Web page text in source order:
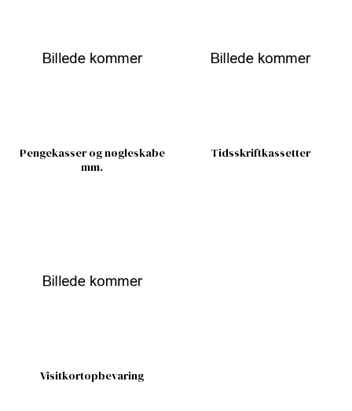
Pengekasser og nøgleskabe
mm.
Tidsskriftkassetter
Visitkortopbevaring